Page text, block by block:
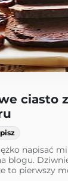
ciasto
napisać
blogu.
to pierwszy